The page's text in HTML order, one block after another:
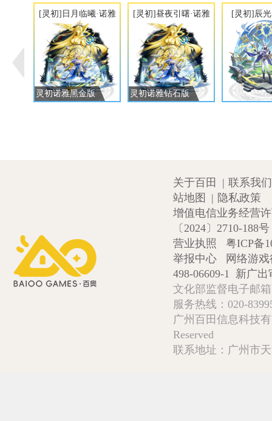
[灵初]日月临曦·诺雅
灵初诺雅黑金版
[灵初]昼夜引曙·诺雅
灵初诺雅钻石版
[灵初]辰
关于百田 | 联系我们
站地图
| 隐私政策
增值电信业务经营
〔2024〕2710-188号
营业执照
粤ICP备
举报中心
网络游
498-06609-1 新广出
文化部监督电子邮
服务热线：020-
广州百田信息科技
Reserved
联系地址：广州市